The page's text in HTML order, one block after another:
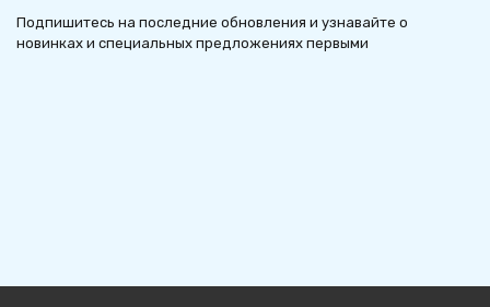
Подпишитесь на последние обновления и узнавайте о
новинках и специальных предложениях первыми